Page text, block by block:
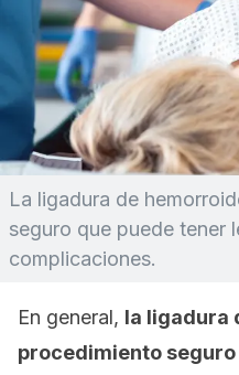
La ligadura de
seguro que puede tener
complicaciones.
En general, la ligadura
procedimiento seguro